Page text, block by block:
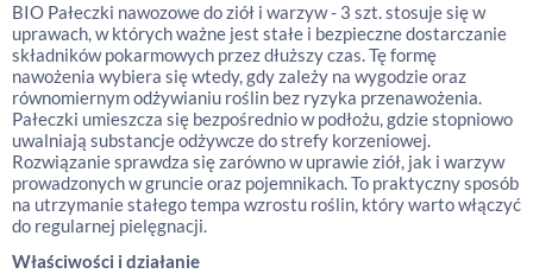
BIO Pałeczki nawozowe do ziół i warzyw - 3 szt. stosuje się w
uprawach, w których ważne jest stałe i bezpieczne dostarczanie
składników pokarmowych przez dłuższy czas. Tę formę
nawożenia wybiera się wtedy, gdy zależy na wygodzie oraz
równomiernym odżywianiu roślin bez ryzyka przenawożenia.
Pałeczki umieszcza się bezpośrednio w podłożu, gdzie stopniowo
uwalniają substancje odżywcze do strefy korzeniowej.
Rozwiązanie sprawdza się zarówno w uprawie ziół, jak i warzyw
prowadzonych w gruncie oraz pojemnikach. To praktyczny sposób
na utrzymanie stałego tempa wzrostu roślin, który warto włączyć
do regularnej pielęgnacji.
Właściwości i działanie